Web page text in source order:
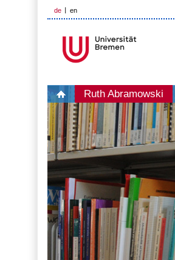
de en
Ruth Abramowski